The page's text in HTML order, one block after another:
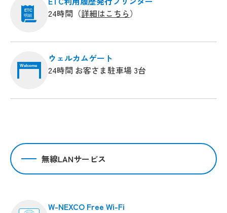
ETC
明細
24時間（詳細はこちら）
Welcome
ウェルカムゲート
24時間 お客さま駐車場 3台
無線LANサービス
W-NEXCO Free Wi-Fi